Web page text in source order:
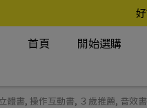
首頁 開始選購
體書, 操作互動書, ３歲推薦, 音效書